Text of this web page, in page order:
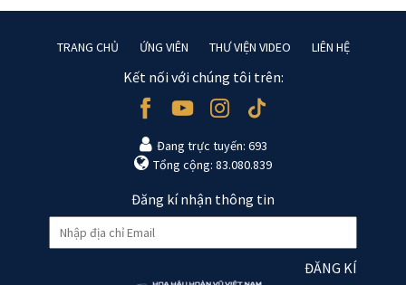
TRANG CHỦ ỨNG VIÊN THƯ VIỆN VIDEO LIÊN HỆ
Kết nối với chúng tôi trên:
Đang trực tuyến: 693
Tổng cộng: 83.080.839
Đăng kí nhận thông tin
ĐĂNG KÍ